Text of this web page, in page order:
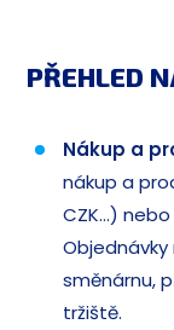
PŘEHLED
Nákup a
nákup a
CZK…)
směnárnu,
tržiště.